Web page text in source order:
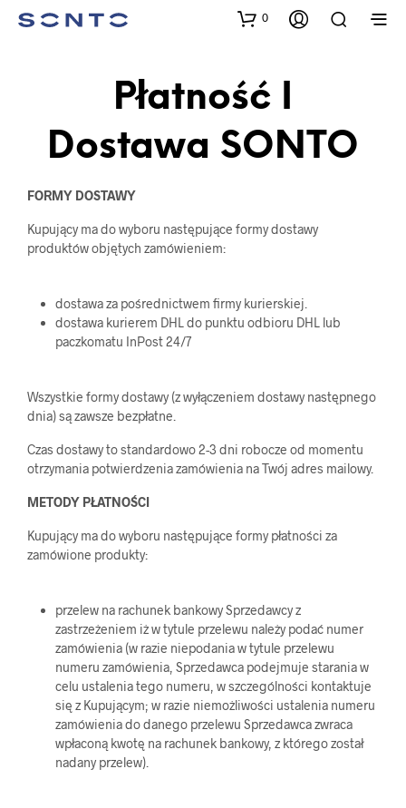
0
Płatność I
Dostawa SONTO
FORMY DOSTAWY
Kupujący ma do wyboru następujące formy dostawy
produktów objętych zamówieniem:
dostawa za pośrednictwem firmy kurierskiej.
dostawa kurierem DHL do punktu odbioru DHL lub
paczkomatu InPost 24/7
Wszystkie formy dostawy (z wyłączeniem dostawy następnego
dnia) są zawsze bezpłatne.
Czas dostawy to standardowo 2-3 dni robocze od momentu
otrzymania potwierdzenia zamówienia na Twój adres mailowy.
METODY PŁATNOŚCI
Kupujący ma do wyboru następujące formy płatności za
zamówione produkty:
przelew na rachunek bankowy Sprzedawcy z
zastrzeżeniem iż w tytule przelewu należy podać numer
zamówienia (w razie niepodania w tytule przelewu
numeru zamówienia, Sprzedawca podejmuje starania w
celu ustalenia tego numeru, w szczególności kontaktuje
się z Kupującym; w razie niemożliwości ustalenia numeru
zamówienia do danego przelewu Sprzedawca zwraca
wpłaconą kwotę na rachunek bankowy, z którego został
nadany przelew).